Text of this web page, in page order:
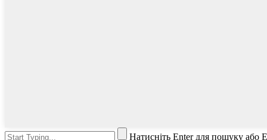
Натисніть Enter для пошуку або